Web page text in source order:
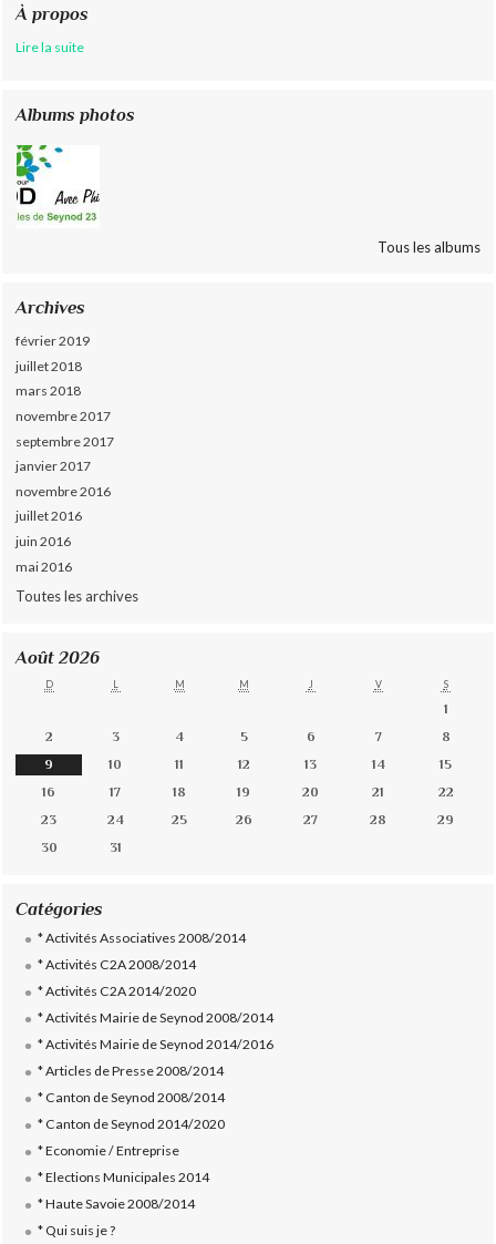
À propos
Lire la suite
Albums photos
Tous les albums
Archives
février 2019
juillet 2018
mars 2018
novembre 2017
septembre 2017
janvier 2017
novembre 2016
juillet 2016
juin 2016
mai 2016
Toutes les archives
Août 2026
D L M M J V S
1
2
3 4 5 6 7
8
9
10 11 12 13 14
15
16
17 18 19 20 21
22
23
24 25 26 27 28
29
30
31
Catégories
* Activités Associatives 2008/2014
* Activités C2A 2008/2014
* Activités C2A 2014/2020
* Activités Mairie de Seynod 2008/2014
* Activités Mairie de Seynod 2014/2016
* Articles de Presse 2008/2014
* Canton de Seynod 2008/2014
* Canton de Seynod 2014/2020
* Economie / Entreprise
* Elections Municipales 2014
* Haute Savoie 2008/2014
* Qui suis je ?